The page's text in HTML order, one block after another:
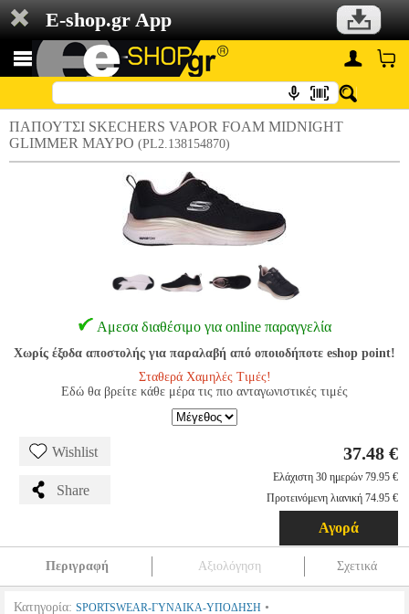
E-shop.gr App
ΠΑΠΟΥΤΣΙ SKECHERS VAPOR FOAM MIDNIGHT
GLIMMER ΜΑΥΡΟ (PL2.138154870)
Αμεσα διαθέσιμο για online παραγγελία
Χωρίς έξοδα αποστολής για παραλαβή από οποιοδήποτε eshop point!
Σταθερά Χαμηλές Τιμές!
Εδώ θα βρείτε κάθε μέρα τις πιο ανταγωνιστικές τιμές
Wishlist
Share
37.48 €
Ελάχιστη 30 ημερών 79.95 €
Προτεινόμενη λιανική 74.95 €
Αγορά
Περιγραφή Αξιολόγηση Σχετικά
Κατηγορία: SPORTSWEAR-ΓΥΝΑΙΚΑ-ΥΠΟΔΗΣΗ •